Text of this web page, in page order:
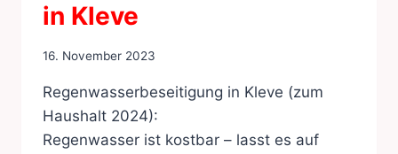
in Kleve
16. November 2023
Regenwasserbeseitigung in Kleve (zum
Haushalt 2024):
Regenwasser ist kostbar – lasst es auf